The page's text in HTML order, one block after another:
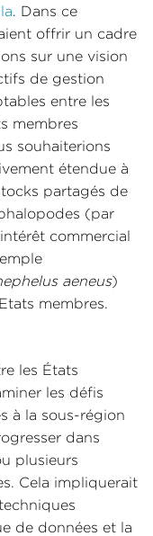
. Dans ce
offrir un cadre
sur une vision
de gestion
entre les
membres
souhaiterions
étendue à
partagés de
(par
commercial
aeneus)
membres.
les États
les défis
à la sous-région
dans
plusieurs
Cela impliquerait
de données et la